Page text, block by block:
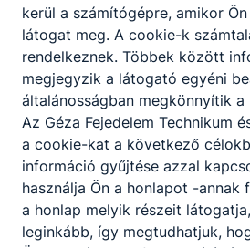
E-jogsi információ
Tisztelt Szülők! Kedves Tanulók! Az
kapcsolatban 2026. szeptember hónaptól kezdődően
tudunk információval szolgálni.
megértésüket! Titkárság
2026. aug. 4. Titkárság
kerül a számítógépre, amikor
látogat meg. A cookie-k
rendelkeznek. Többek között
megjegyzik a látogató egyéni
általánosságban megkönnyítik a
Az Géza Fejedelem Technikum
a cookie-kat a következő
információ gyűjtése azzal
használja Ön a honlapot -annak
a honlap melyik részeit
leginkább, így megtudhatjuk,